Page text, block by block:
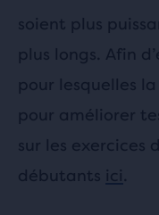
soient plus
plus longs. Afin
pour lesquelles
pour améliorer
sur les exercices
débutants ici.